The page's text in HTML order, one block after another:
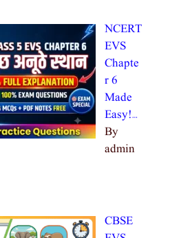
NCERT
EVS
Chapte
r 6
Made
Easy!…
By
admin
CBSE